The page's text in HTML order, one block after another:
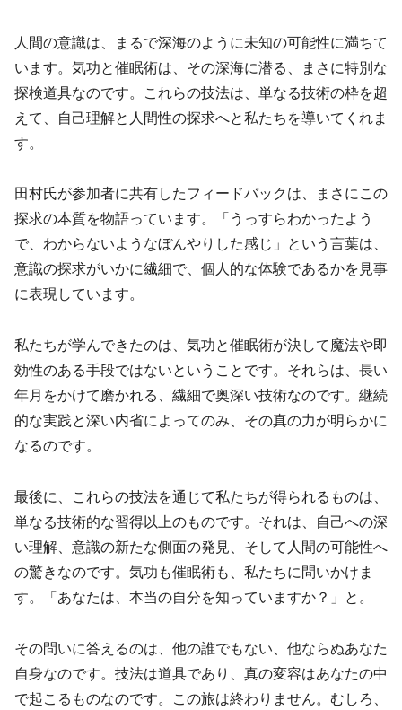
人間の意識は、まるで深海のように未知の可能性に満ちて
います。気功と催眠術は、その深海に潜る、まさに特別な
探検道具なのです。これらの技法は、単なる技術の枠を超
えて、自己理解と人間性の探求へと私たちを導いてくれま
す。
田村氏が参加者に共有したフィードバックは、まさにこの
探求の本質を物語っています。「うっすらわかったよう
で、わからないようなぼんやりした感じ」という言葉は、
意識の探求がいかに繊細で、個人的な体験であるかを見事
に表現しています。
私たちが学んできたのは、気功と催眠術が決して魔法や即
効性のある手段ではないということです。それらは、長い
年月をかけて磨かれる、繊細で奥深い技術なのです。継続
的な実践と深い内省によってのみ、その真の力が明らかに
なるのです。
最後に、これらの技法を通じて私たちが得られるものは、
単なる技術的な習得以上のものです。それは、自己への深
い理解、意識の新たな側面の発見、そして人間の可能性へ
の驚きなのです。気功も催眠術も、私たちに問いかけま
す。「あなたは、本当の自分を知っていますか？」と。
その問いに答えるのは、他の誰でもない、他ならぬあなた
自身なのです。技法は道具であり、真の変容はあなたの中
で起こるものなのです。この旅は終わりません。むしろ、